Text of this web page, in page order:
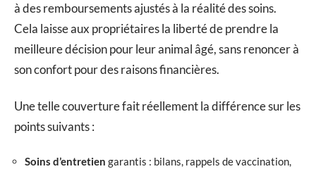
à des remboursements ajustés à la réalité des soins.
Cela laisse aux propriétaires la liberté de prendre la
meilleure décision pour leur animal âgé, sans renoncer à
son confort pour des raisons financières.
Une telle couverture fait réellement la différence sur les
points suivants :
Soins d’entretien garantis : bilans, rappels de vaccination,